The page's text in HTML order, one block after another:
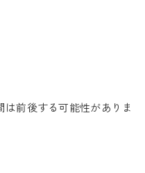
前後する可能性がありま